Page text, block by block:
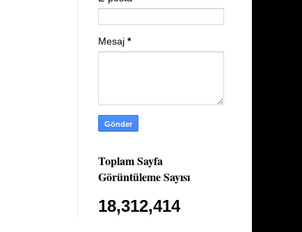
Mesaj *
Toplam Sayfa
Görüntüleme Sayısı
18,312,414